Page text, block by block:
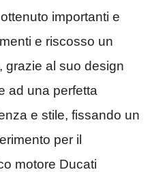
importanti e
e riscosso un
grazie al suo design
ad una perfetta
e stile, fissando un
per il
motore Ducati